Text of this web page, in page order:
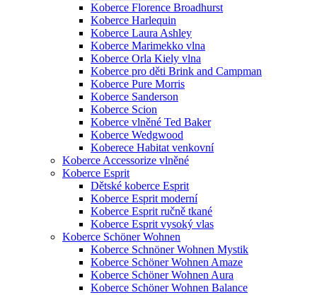
Koberce Florence Broadhurst
Koberce Harlequin
Koberce Laura Ashley
Koberce Marimekko vlna
Koberce Orla Kiely vlna
Koberce pro děti Brink and Campman
Koberce Pure Morris
Koberce Sanderson
Koberce Scion
Koberce vlněné Ted Baker
Koberce Wedgwood
Koberece Habitat venkovní
Koberce Accessorize vlněné
Koberce Esprit
Dětské koberce Esprit
Koberce Esprit moderní
Koberce Esprit ručně tkané
Koberce Esprit vysoký vlas
Koberce Schöner Wohnen
Koberce Schnöner Wohnen Mystik
Koberce Schöner Wohnen Amaze
Koberce Schöner Wohnen Aura
Koberce Schöner Wohnen Balance